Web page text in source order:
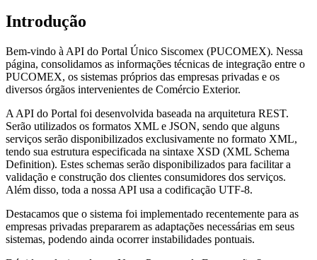
Introdução
Bem-vindo à API do Portal Único Siscomex (PUCOMEX). Nessa
página, consolidamos as informações técnicas de integração entre o
PUCOMEX, os sistemas próprios das empresas privadas e os
diversos órgãos intervenientes de Comércio Exterior.
A API do Portal foi desenvolvida baseada na arquitetura REST.
Serão utilizados os formatos XML e JSON, sendo que alguns
serviços serão disponibilizados exclusivamente no formato XML,
tendo sua estrutura especificada na sintaxe XSD (XML Schema
Definition). Estes schemas serão disponibilizados para facilitar a
validação e construção dos clientes consumidores dos serviços.
Além disso, toda a nossa API usa a codificação UTF-8.
Destacamos que o sistema foi implementado recentemente para as
empresas privadas prepararem as adaptações necessárias em seus
sistemas, podendo ainda ocorrer instabilidades pontuais.